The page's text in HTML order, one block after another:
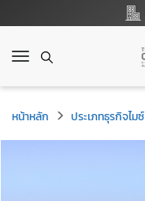
T
g
g
l
e
หน้าหลัก ประเภทธุรกิจไมซ์